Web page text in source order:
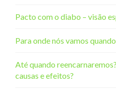
Pacto com o diabo – visão
Para onde nós vamos
Até quando
causas e efeitos?